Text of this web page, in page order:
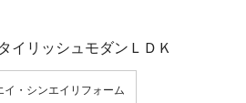
イリッシュモダンＬＤＫ
・シンエイリフォーム